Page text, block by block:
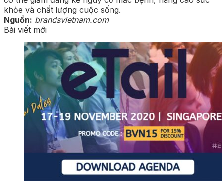
khỏe và chất lượng cuộc sống.
Nguồn: brandsvietnam.com
Bài viết mới